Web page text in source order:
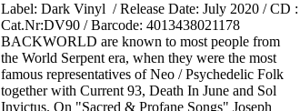
Label: Dark Vinyl / Release Date: July 2020 / CD :
Cat.Nr:DV90 / Barcode: 4013438021178
BACKWORLD are known to most people from
the World Serpent era, when they were the most
famous representatives of Neo / Psychedelic Folk
together with Current 93, Death In June and Sol
Invictus. On "Sacred & Profane Songs" Joseph